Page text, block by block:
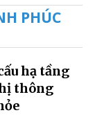
PHÚC
hạ tầng
thông